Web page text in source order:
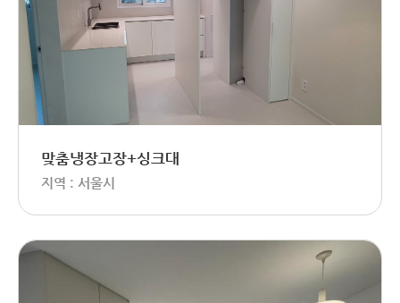
맞춤냉장고장+싱크대
지역 : 서울시